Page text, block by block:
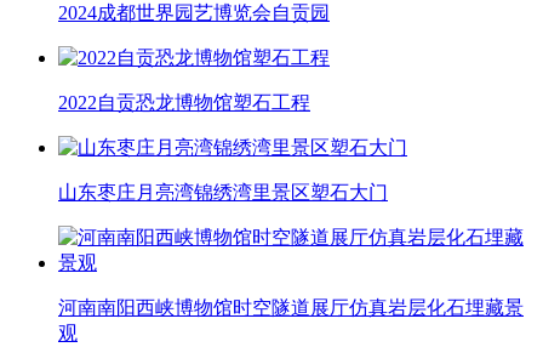
2024成都世界园艺博览会自贡园
2022自贡恐龙博物馆塑石工程
山东枣庄月亮湾锦绣湾里景区塑石大门
河南南阳西峡博物馆时空隧道展厅仿真岩层化石埋藏景
观